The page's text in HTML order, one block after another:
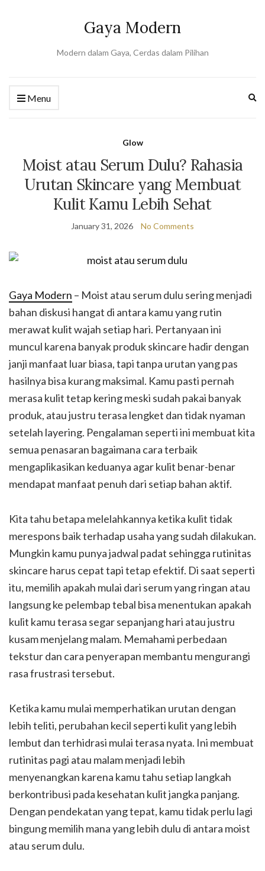
Gaya Modern
Modern dalam Gaya, Cerdas dalam Pilihan
Menu
Glow
Moist atau Serum Dulu? Rahasia
Urutan Skincare yang Membuat
Kulit Kamu Lebih Sehat
January 31, 2026 No Comments
Gaya Modern – Moist atau serum dulu sering menjadi
bahan diskusi hangat di antara kamu yang rutin
merawat kulit wajah setiap hari. Pertanyaan ini
muncul karena banyak produk skincare hadir dengan
janji manfaat luar biasa, tapi tanpa urutan yang pas
hasilnya bisa kurang maksimal. Kamu pasti pernah
merasa kulit tetap kering meski sudah pakai banyak
produk, atau justru terasa lengket dan tidak nyaman
setelah layering. Pengalaman seperti ini membuat kita
semua penasaran bagaimana cara terbaik
mengaplikasikan keduanya agar kulit benar-benar
mendapat manfaat penuh dari setiap bahan aktif.
Kita tahu betapa melelahkannya ketika kulit tidak
merespons baik terhadap usaha yang sudah dilakukan.
Mungkin kamu punya jadwal padat sehingga rutinitas
skincare harus cepat tapi tetap efektif. Di saat seperti
itu, memilih apakah mulai dari serum yang ringan atau
langsung ke pelembap tebal bisa menentukan apakah
kulit kamu terasa segar sepanjang hari atau justru
kusam menjelang malam. Memahami perbedaan
tekstur dan cara penyerapan membantu mengurangi
rasa frustrasi tersebut.
Ketika kamu mulai memperhatikan urutan dengan
lebih teliti, perubahan kecil seperti kulit yang lebih
lembut dan terhidrasi mulai terasa nyata. Ini membuat
rutinitas pagi atau malam menjadi lebih
menyenangkan karena kamu tahu setiap langkah
berkontribusi pada kesehatan kulit jangka panjang.
Dengan pendekatan yang tepat, kamu tidak perlu lagi
bingung memilih mana yang lebih dulu di antara moist
atau serum dulu.